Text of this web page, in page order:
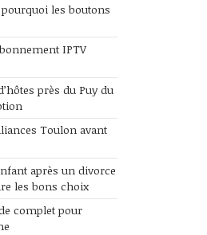
les boutons
IPTV
près du Puy du
Toulon avant
après un divorce
les bons choix
complet pour